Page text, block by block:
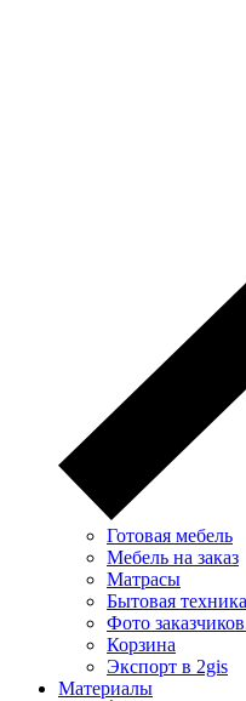
Готовая мебель
Мебель на заказ
Матрасы
Бытовая техника
Фото
Корзина
Экспорт в 2gis
Материалы